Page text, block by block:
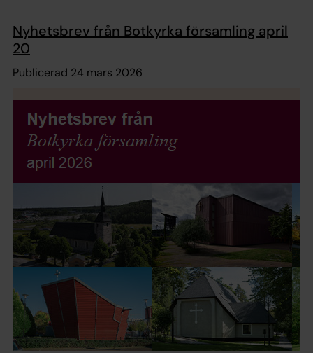
Nyhetsbrev från Botkyrka församling april
20
Publicerad 24 mars 2026